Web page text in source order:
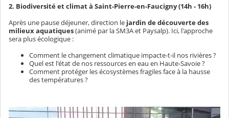
2. Biodiversité et climat à Saint-Pierre-en-Faucigny (14h - 16h)
Après une pause déjeuner, direction le jardin de découverte des
milieux aquatiques(animé par la SM3A et Paysalp). Ici, l'approche
sera plus écologique :
Comment le changement climatique impacte-t-il nos rivières ?
Quel est l'état de nos ressources en eau en Haute-Savoie ?
Comment protéger les écosystèmes fragiles face à la hausse
des températures ?